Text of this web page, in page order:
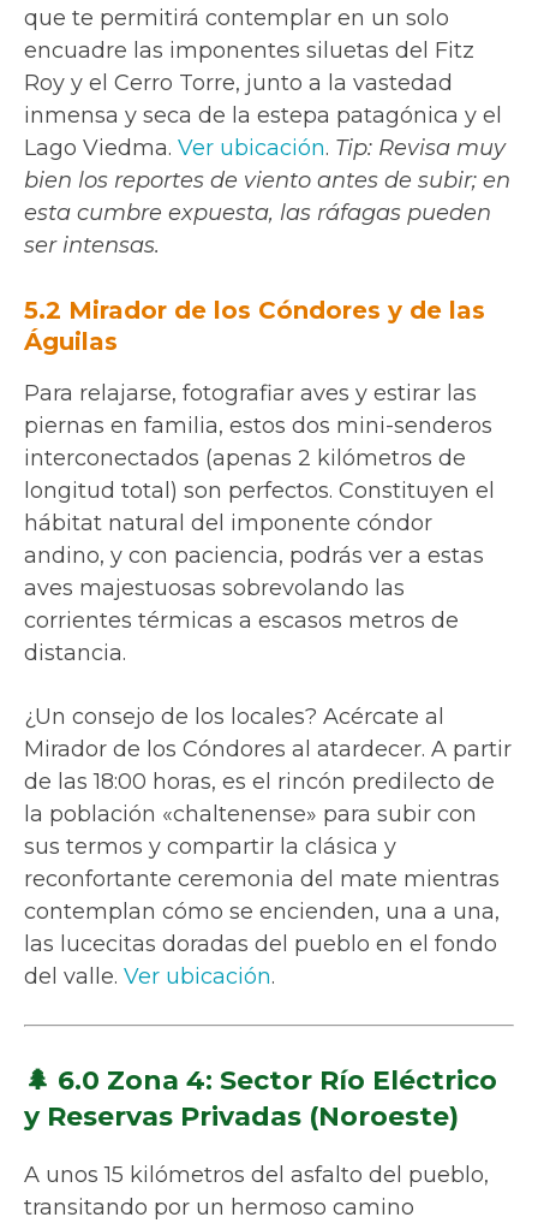
que te permitirá contemplar en un solo
encuadre las imponentes siluetas del Fitz
Roy y el Cerro Torre, junto a la vastedad
inmensa y seca de la estepa patagónica y el
Lago Viedma. Ver ubicación. Tip: Revisa muy
bien los reportes de viento antes de subir; en
esta cumbre expuesta, las ráfagas pueden
ser intensas.
5.2 Mirador de los Cóndores y de las
Águilas
Para relajarse, fotografiar aves y estirar las
piernas en familia, estos dos mini-senderos
interconectados (apenas 2 kilómetros de
longitud total) son perfectos. Constituyen el
hábitat natural del imponente cóndor
andino, y con paciencia, podrás ver a estas
aves majestuosas sobrevolando las
corrientes térmicas a escasos metros de
distancia.
¿Un consejo de los locales? Acércate al
Mirador de los Cóndores al atardecer. A partir
de las 18:00 horas, es el rincón predilecto de
la población «chaltenense» para subir con
sus termos y compartir la clásica y
reconfortante ceremonia del mate mientras
contemplan cómo se encienden, una a una,
las lucecitas doradas del pueblo en el fondo
del valle. Ver ubicación.
🌲 6.0 Zona 4: Sector Río Eléctrico
y Reservas Privadas (Noroeste)
A unos 15 kilómetros del asfalto del pueblo,
transitando por un hermoso camino